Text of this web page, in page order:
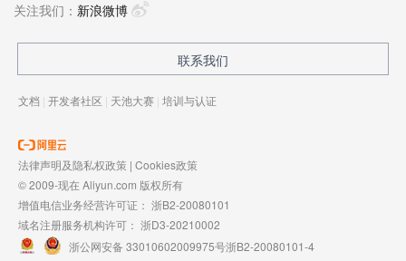
关注我们： 新浪微博
联系我们
文档 | 开发者社区 | 天池大赛 | 培训与认证
法律声明及隐私权政策 | Cookies政策
© 2009-现在 Aliyun.com 版权所有
增值电信业务经营许可证： 浙B2-20080101
域名注册服务机构许可： 浙D3-20210002
浙公网安备 33010602009975号浙B2-20080101-4